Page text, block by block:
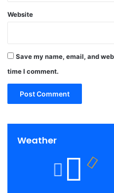
Website
Save my name, email, and
time I comment.
Weather